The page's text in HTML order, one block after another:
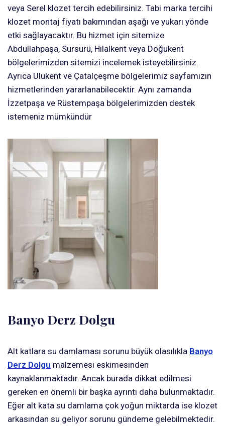
veya Serel klozet tercih edebilirsiniz. Tabi marka tercihi
klozet montaj fiyatı bakımından aşağı ve yukarı yönde
etki sağlayacaktır. Bu hizmet için sitemize
Abdullahpaşa, Sürsürü, Hilalkent veya Doğukent
bölgelerimizden sitemizi incelemek isteyebilirsiniz.
Ayrıca Ulukent ve Çatalçeşme bölgelerimiz sayfamızın
hizmetlerinden yararlanabilecektir. Aynı zamanda
İzzetpaşa ve Rüstempaşa bölgelerimizden destek
istemeniz mümkündür
Banyo Derz Dolgu
Alt katlara su damlaması sorunu büyük olasılıkla Banyo
Derz Dolgu malzemesi eskimesinden
kaynaklanmaktadır. Ancak burada dikkat edilmesi
gereken en önemli bir başka ayrıntı daha bulunmaktadır.
Eğer alt kata su damlama çok yoğun miktarda ise klozet
arkasından su geliyor sorunu gündeme gelebilmektedir.